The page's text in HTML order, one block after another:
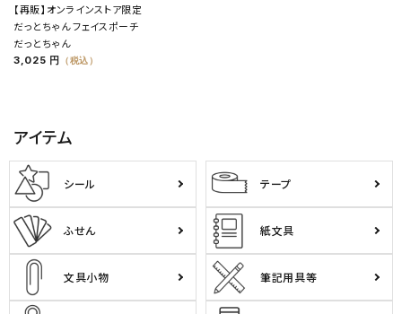
【再販】オンラインストア限定
だっとちゃん フェイスポーチ
だっとちゃん
3,025 円 （税込）
アイテム
シール テープ
ふせん 紙文具
文具小物 筆記用具等